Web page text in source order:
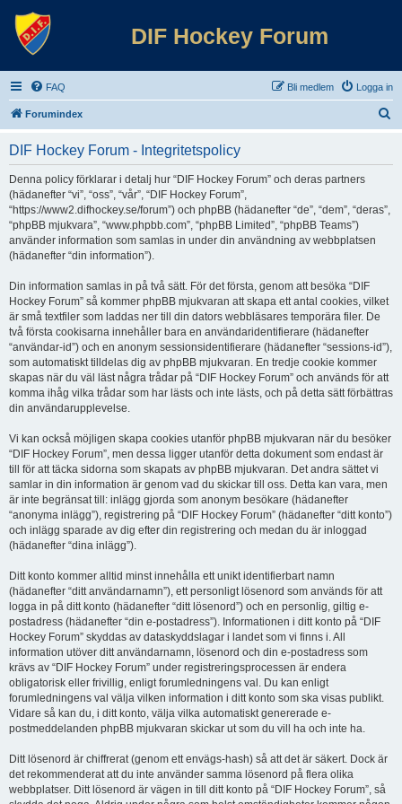
DIF Hockey Forum
FAQ Logga in
Bli medlem
Forumindex
DIF Hockey Forum - Integritetspolicy
Denna policy förklarar i detalj hur “DIF Hockey Forum” och deras partners
(hädanefter “vi”, “oss”, “vår”, “DIF Hockey Forum”,
“https://www2.difhockey.se/forum”) och phpBB (hädanefter “de”, “dem”, “deras”,
“phpBB mjukvara”, “www.phpbb.com”, “phpBB Limited”, “phpBB Teams”)
använder information som samlas in under din användning av webbplatsen
(hädanefter “din information”).
Din information samlas in på två sätt. För det första, genom att besöka “DIF
Hockey Forum” så kommer phpBB mjukvaran att skapa ett antal cookies, vilket
är små textfiler som laddas ner till din dators webbläsares temporära filer. De
två första cookisarna innehåller bara en användaridentifierare (hädanefter
“användar-id”) och en anonym sessionsidentifierare (hädanefter “sessions-id”),
som automatiskt tilldelas dig av phpBB mjukvaran. En tredje cookie kommer
skapas när du väl läst några trådar på “DIF Hockey Forum” och används för att
komma ihåg vilka trådar som har lästs och inte lästs, och på detta sätt förbättras
din användarupplevelse.
Vi kan också möjligen skapa cookies utanför phpBB mjukvaran när du besöker
“DIF Hockey Forum”, men dessa ligger utanför detta dokument som endast är
till för att täcka sidorna som skapats av phpBB mjukvaran. Det andra sättet vi
samlar in din information är genom vad du skickar till oss. Detta kan vara, men
är inte begränsat till: inlägg gjorda som anonym besökare (hädanefter
“anonyma inlägg”), registrering på “DIF Hockey Forum” (hädanefter “ditt konto”)
och inlägg sparade av dig efter din registrering och medan du är inloggad
(hädanefter “dina inlägg”).
Ditt konto kommer alltid minst innehålla ett unikt identifierbart namn
(hädanefter “ditt användarnamn”), ett personligt lösenord som används för att
logga in på ditt konto (hädanefter “ditt lösenord”) och en personlig, giltig e-
postadress (hädanefter “din e-postadress”). Informationen i ditt konto på “DIF
Hockey Forum” skyddas av dataskyddslagar i landet som vi finns i. All
information utöver ditt användarnamn, lösenord och din e-postadress som
krävs av “DIF Hockey Forum” under registreringsprocessen är endera
obligatorisk eller frivillig, enligt forumledningens val. Du kan enligt
forumledningens val välja vilken information i ditt konto som ska visas publikt.
Vidare så kan du, i ditt konto, välja vilka automatiskt genererade e-
postmeddelanden phpBB mjukvaran skickar ut som du vill ha och inte ha.
Ditt lösenord är chiffrerat (genom ett envägs-hash) så att det är säkert. Dock är
det rekommenderat att du inte använder samma lösenord på flera olika
webbplatser. Ditt lösenord är vägen in till ditt konto på “DIF Hockey Forum”, så